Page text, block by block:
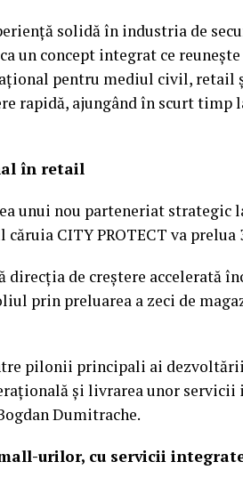
solidă în industria de
un concept integrat ce
pentru mediul civil, retail
rapidă, ajungând în scurt timp
în retail
unui nou parteneriat
CITY PROTECT va
de creștere accelerată
prin preluarea a zeci de
pilonii principali ai dezvoltării
și livrarea unor
Dumitrache.
urilor, cu servicii